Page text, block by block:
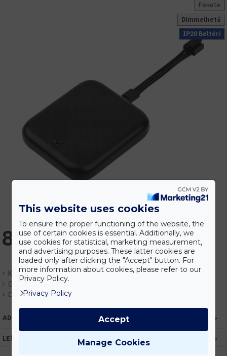
IP20 Beltéri
Fekete
Dimmelhető
Készlet: Raktáron
Gyártó: HUGOLED
Cikkszám:EHHL37101
8.331 Ft
ADATOK
LEÍRÁS
This website uses cookies
To ensure the proper functioning of the website, the
use of certain cookies is essential. Additionally, we
use cookies for statistical, marketing measurement,
and advertising purposes. These latter cookies are
loaded only after clicking the "Accept" button. For
more information about cookies, please refer to our
Privacy Policy.
Privacy Policy
Manage Cookies
Accept